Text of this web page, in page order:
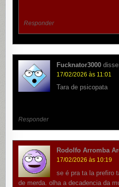
Responder
Fucknator3000
17/02/2026 às 11:01
Tara de psicopata
Responder
Rodolfo Arromba
17/02/2026 às 10:19
se é pra ta la prefiro
de merda. olha a decadencia da